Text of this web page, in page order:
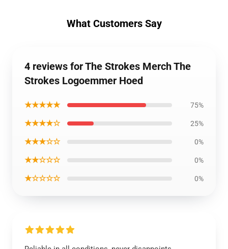
What Customers Say
4 reviews for The Strokes Merch The
Strokes Logoemmer Hoed
★★★★★ 75%
★★★★☆ 25%
★★★☆☆ 0%
★★☆☆☆ 0%
★☆☆☆☆ 0%